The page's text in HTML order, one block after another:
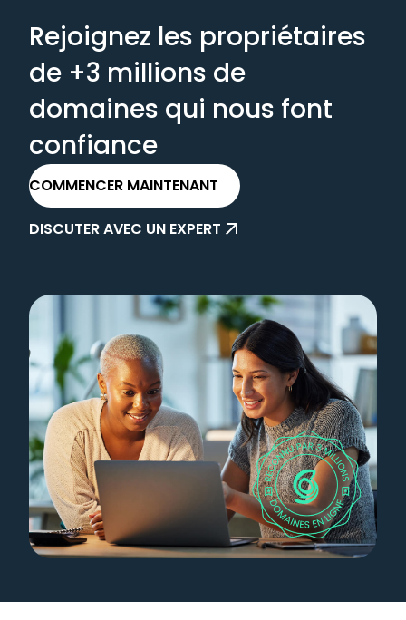
Rejoignez les propriétaires
de +3 millions de
domaines qui nous font
confiance
COMMENCER MAINTENANT
DISCUTER AVEC UN EXPERT